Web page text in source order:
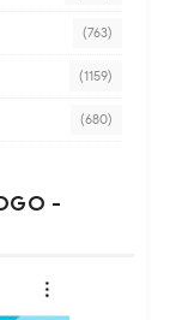
(763)
(1159)
(680)
-